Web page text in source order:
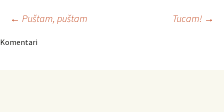
Navigacija
← Puštam, puštam Tucam! →
Komentari